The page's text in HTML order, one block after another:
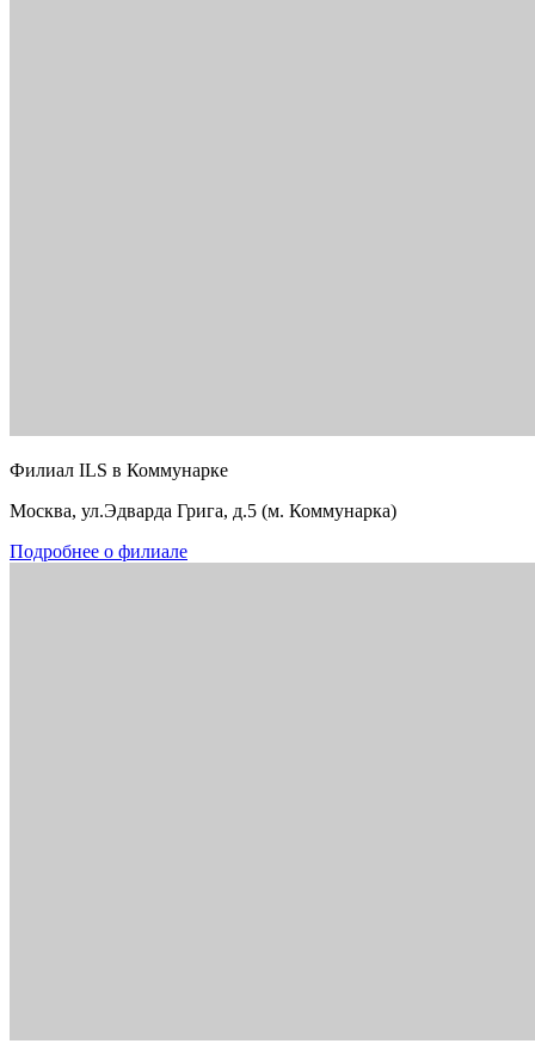
Филиал ILS в Коммунарке
Москва, ул.Эдварда Грига, д.5 (м. Коммунарка)
Подробнее о филиале